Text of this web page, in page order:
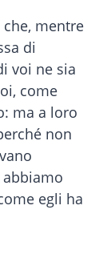
mentre
di
voi ne sia
come
ma a loro
non
egli ha